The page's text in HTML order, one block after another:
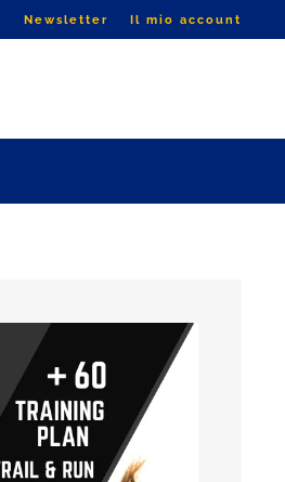
Newsletter Il mio account